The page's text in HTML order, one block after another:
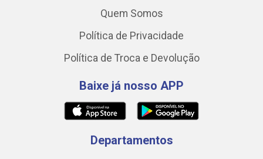
Quem Somos
Política de Privacidade
Política de Troca e Devolução
Baixe já nosso APP
Departamentos